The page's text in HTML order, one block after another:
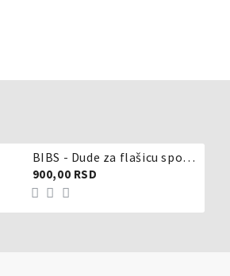
BIBS - Dude za flašicu sporijeg, srednjeg ili brzog protoka - silikon
900,00 RSD